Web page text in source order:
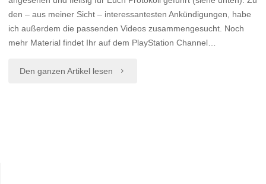
den – aus meiner Sicht – interessantesten Ankündigungen, habe
ich außerdem die passenden Videos zusammengesucht. Noch
mehr Material findet Ihr auf dem PlayStation Channel…
Den ganzen Artikel lesen "Der